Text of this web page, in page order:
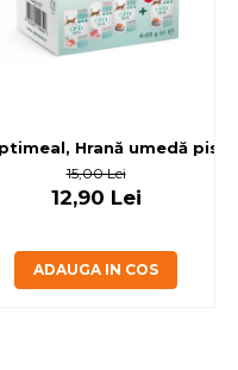
Optimeal Hrana umeda pisici
Hrană umedă
15,00 Lei
12,90 Lei
ADAUGA IN COS